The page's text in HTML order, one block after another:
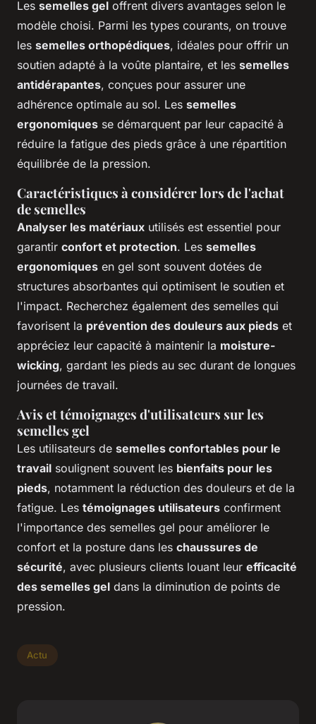
Les semelles gel offrent divers avantages selon le
modèle choisi. Parmi les types courants, on trouve
les semelles orthopédiques, idéales pour offrir un
soutien adapté à la voûte plantaire, et les semelles
antidérapantes, conçues pour assurer une
adhérence optimale au sol. Les semelles
ergonomiques se démarquent par leur capacité à
réduire la fatigue des pieds grâce à une répartition
équilibrée de la pression.
Caractéristiques à considérer lors de l'achat
de semelles
Analyser les matériaux utilisés est essentiel pour
garantir confort et protection. Les semelles
ergonomiques en gel sont souvent dotées de
structures absorbantes qui optimisent le soutien et
l'impact. Recherchez également des semelles qui
favorisent la prévention des douleurs aux pieds et
appréciez leur capacité à maintenir la moisture-
wicking, gardant les pieds au sec durant de longues
journées de travail.
Avis et témoignages d'utilisateurs sur les
semelles gel
Les utilisateurs de semelles confortables pour le
travail soulignent souvent les bienfaits pour les
pieds, notamment la réduction des douleurs et de la
fatigue. Les témoignages utilisateurs confirment
l'importance des semelles gel pour améliorer le
confort et la posture dans les chaussures de
sécurité, avec plusieurs clients louant leur efficacité
des semelles gel dans la diminution de points de
pression.
Actu